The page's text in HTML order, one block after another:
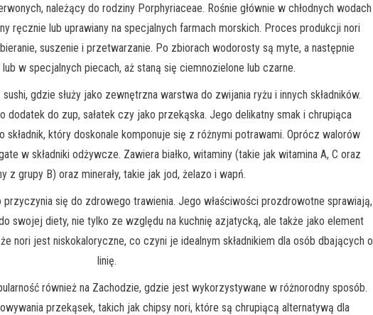
należący do rodziny Porphyriaceae. Rośnie głównie w chłodnych wodach
ręcznie lub uprawiany na specjalnych farmach morskich. Proces produkcji nori
suszenie i przetwarzanie. Po zbiorach wodorosty są myte, a następnie
lub w specjalnych piecach, aż staną się ciemnozielone lub czarne.
gdzie służy jako zewnętrzna warstwa do zwijania ryżu i innych składników.
dodatek do zup, sałatek czy jako przekąska. Jego delikatny smak i chrupiąca
który doskonale komponuje się z różnymi potrawami. Oprócz walorów
w składniki odżywcze. Zawiera białko, witaminy (takie jak witamina A, C oraz
z grupy B) oraz minerały, takie jak jod, żelazo i wapń.
przyczynia się do zdrowego trawienia. Jego właściwości prozdrowotne sprawiają,
swojej diety, nie tylko ze względu na kuchnię azjatycką, ale także jako element
nori jest niskokaloryczne, co czyni je idealnym składnikiem dla osób dbających o
linię.
również na Zachodzie, gdzie jest wykorzystywane w różnorodny sposób.
przekąsek, takich jak chipsy nori, które są chrupiącą alternatywą dla